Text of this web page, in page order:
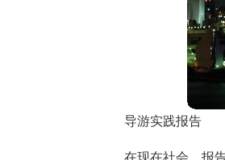
导游实践报告
在现在社会，报